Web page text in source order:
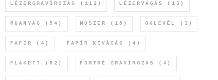
LÉZERGRAVÍROZÁS (112) LÉZERVÁGÁS (13)
MŰANYAG (54) MŰSZER (18) OKLEVÉL (3)
PAPÍR (4) PAPÍR KIVÁGÁS (4)
PLAKETT (82) PORTRÉ GRAVÍROZÁS (4)